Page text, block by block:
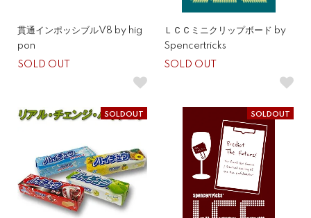
貫通インポッシブルV8 by hig
pon
SOLD OUT
ＬＣＣミニクリップボード by
Spencertricks
SOLD OUT
SOLDOUT SOLDOUT